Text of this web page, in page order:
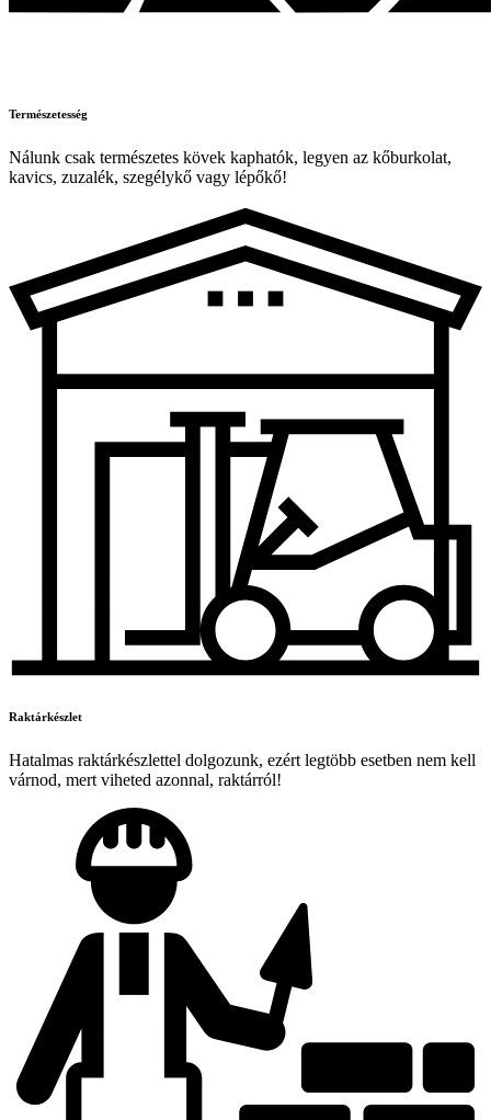
Természetesség
Nálunk csak természetes kövek kaphatók, legyen az kőburkolat,
kavics, zuzalék, szegélykő vagy lépőkő!
Raktárkészlet
Hatalmas raktárkészlettel dolgozunk, ezért legtöbb esetben nem kell
várnod, mert viheted azonnal, raktárról!